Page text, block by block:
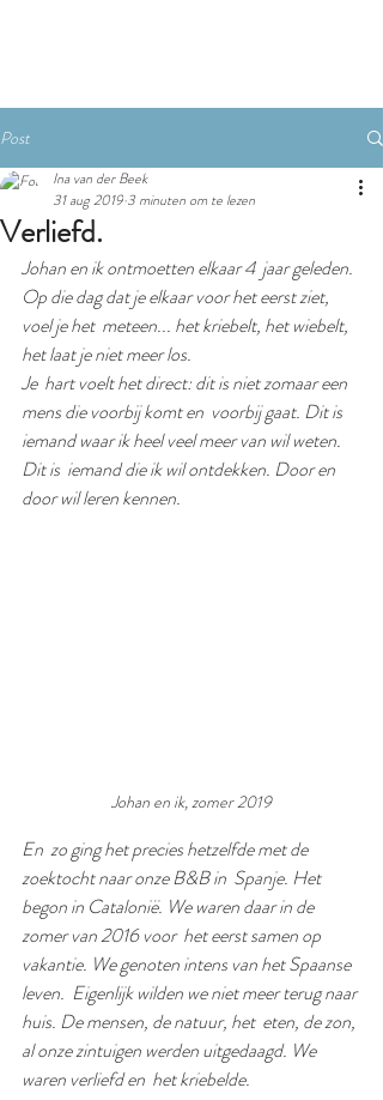
Post
Verliefd.
Ina van der Beek
31 aug 2019 3 minuten om te lezen
Johan en ik ontmoetten elkaar 4  jaar geleden.
Op die dag dat je elkaar voor het eerst ziet,
voel je het  meteen... het kriebelt, het wiebelt,
het laat je niet meer los.
Je  hart voelt het direct: dit is niet zomaar een
mens die voorbij komt en  voorbij gaat. Dit is
iemand waar ik heel veel meer van wil weten.
Dit is  iemand die ik wil ontdekken. Door en
door wil leren kennen.
Johan en ik, zomer 2019
En  zo ging het precies hetzelfde met de
zoektocht naar onze B&B in  Spanje. Het
begon in Catalonië. We waren daar in de
zomer van 2016 voor  het eerst samen op
vakantie. We genoten intens van het Spaanse
leven.  Eigenlijk wilden we niet meer terug naar
huis. De mensen, de natuur, het  eten, de zon,
al onze zintuigen werden uitgedaagd. We
waren verliefd en  het kriebelde.